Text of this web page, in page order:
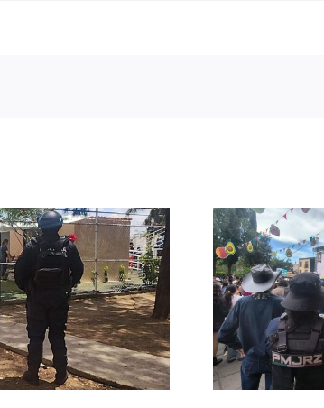
Refuerzan
vigilancia para
preservar la
tranquilidad
durante eventos
masivos en
municipios de
Zacatecas